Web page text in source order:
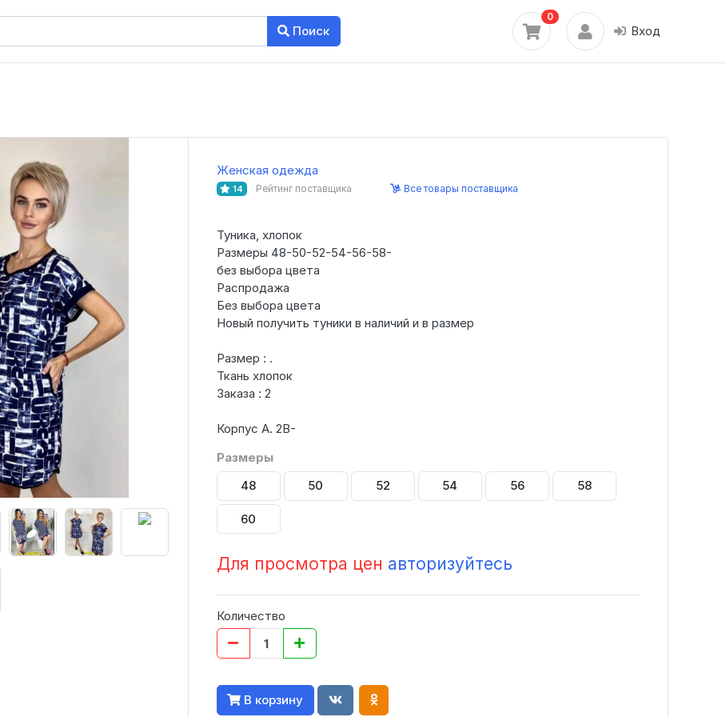
Поиск
0
Вход
Женская одежда
14 Рейтинг поставщика Все товары поставщика
Туника, хлопок
Размеры 48-50-52-54-56-58-
без выбора цвета
Распродажа
Без выбора цвета
Новый получить туники в наличий и в размер
Размер : .
Ткань хлопок
Заказа : 2
Корпус А. 2В-
Размеры
48
50 52 54 56 58
60
Для просмотра цен авторизуйтесь
Количество
В корзину